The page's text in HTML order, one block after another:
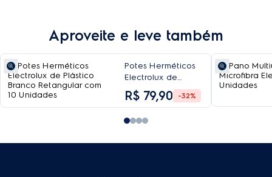
Aproveite e leve também
Potes Herméticos
Electrolux de
Plástico Branco
Retangular com 10
R$ 79,90 -32%